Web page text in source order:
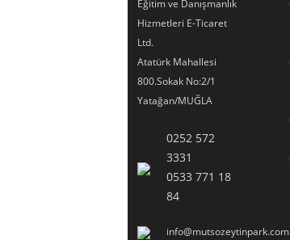
Eğitim ve Danışmanlık
Hizmetleri E-Ticaret
Ltd.
Atatürk Mahallesi
800.Sokak No:2/1
Yatağan/MUĞLA
0252 572
3331
0533 771 18
84
info@mutsozeytinpark.com